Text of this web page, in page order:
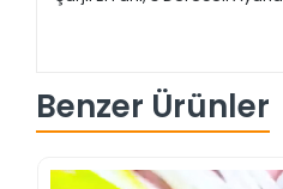
Benzer Ürünler